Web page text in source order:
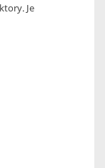
Je